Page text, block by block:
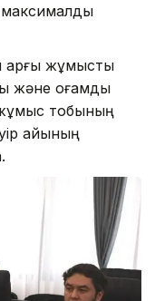
арғы жұмысты
қоғамдық
жұмыс тобының
айының